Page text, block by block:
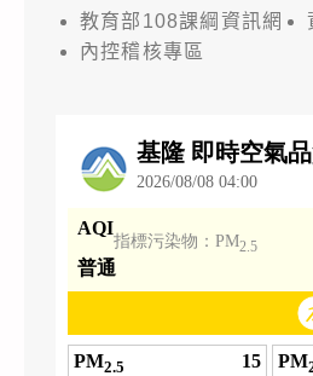
教育部108課綱資訊網
內控稽核專區